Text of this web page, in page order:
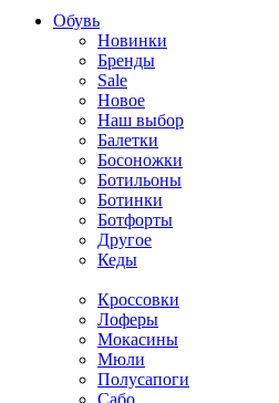
Обувь
Новинки
Бренды
Sale
Новое
Наш выбор
Балетки
Босоножки
Ботильоны
Ботинки
Ботфорты
Другое
Кеды
Кроссовки
Лоферы
Мокасины
Мюли
Полусапоги
Сабо